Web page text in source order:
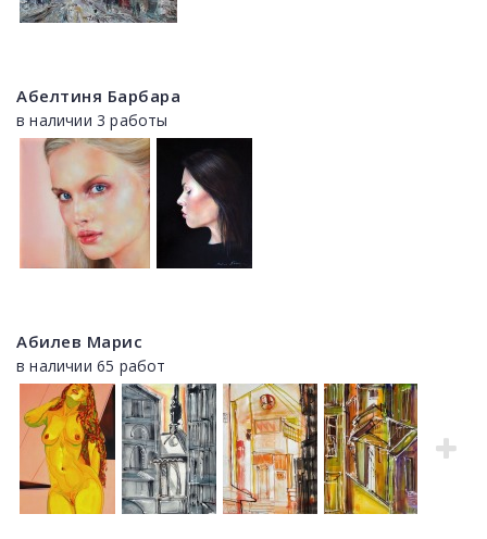
Абелтиня Барбара
в наличии 3 работы
Абилев Марис
в наличии 65 работ